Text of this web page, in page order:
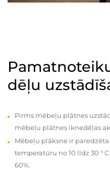
dēļu
Pirms mēbeļu plātnes
mēbeļu plātnes iknedēļas
Mēbeļu plāksne ir
temperatūru no 10 līdz 30 °
60%.